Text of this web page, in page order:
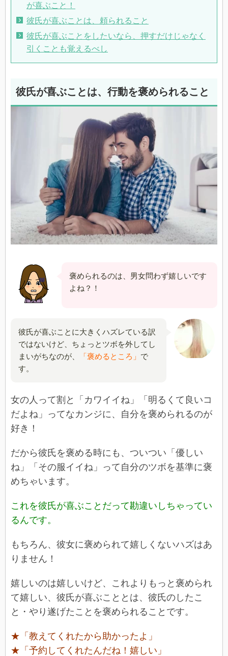
が喜ぶこと！
彼氏が喜ぶことは、頼られること
彼氏が喜ぶことをしたいなら、押すだけじゃなく
引くことも覚えるべし
彼氏が喜ぶことは、行動を褒められること
褒められるのは、男女問わず嬉しいです
よね？！
彼氏が喜ぶことに大きくハズレている訳
ではないけど、ちょっとツボを外してし
まいがちなのが、
「褒めるところ」 で
す。
女の人って割と「カワイイね」「明るくて良いコ
だよね」ってなカンジに、自分を褒められるのが
好き！
だから彼氏を褒める時にも、ついつい「優しい
ね」「その服イイね」って自分のツボを基準に褒
めちゃいます。
これを彼氏が喜ぶことだって勘違いしちゃってい
るんです。
もちろん、彼女に褒められて嬉しくないハズはあ
りません！
嬉しいのは嬉しいけど、これよりもっと褒められ
て嬉しい、彼氏が喜ぶこととは、彼氏のしたこ
と・やり遂げたことを褒められることです。
★「教えてくれたから助かったよ」
★「予約してくれたんだね！嬉しい」